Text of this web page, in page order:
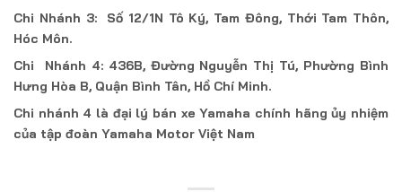
Chi Nhánh 3: Số 12/1N Tô Ký, Tam Đông, Thới Tam Thôn,
Hóc Môn.
Chi Nhánh 4: 436B, Đường Nguyễn Thị Tú, Phường Bình
Hưng Hòa B, Quận Bình Tân, Hồ Chí Minh.
Chi nhánh 4 là đại lý bán xe Yamaha chính hãng ủy nhiệm
của tập đoàn Yamaha Motor Việt Nam